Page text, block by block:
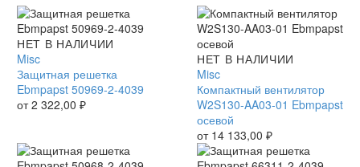
Защитная
решетка
Ebmpapst
50969-
2-
НЕТ В НАЛИЧИИ
Misc
Защитная решетка
Ebmpapst 50969-2-4039
от2 322,00 ₽
Компактный
вентилятор
W2S130-
AA03-
01
Ebmpapst
осевой
НЕТ В НАЛИЧИИ
Misc
Компактный вентилятор
W2S130-AA03-01 Ebmpapst
осевой
от 14 133,00 ₽